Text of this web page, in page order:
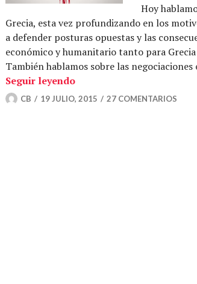
Hoy
Grecia, esta vez profundizando en los
a defender posturas opuestas y las
económico y humanitario tanto para
También hablamos sobre las
Seguir leyendoSalvar el euro o salvar
CB 19 JULIO, 2015 27 COMENTARIOS